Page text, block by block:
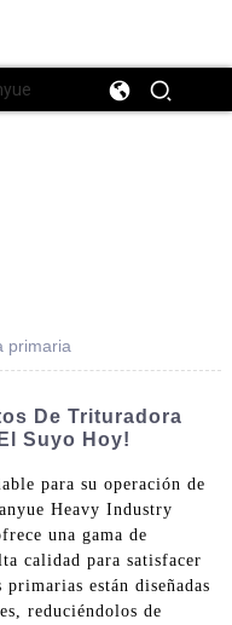
primaria
De Trituradora
Suyo Hoy!
para su operación de
Heavy Industry
una gama de
calidad para satisfacer
están diseñadas
reduciéndolos de